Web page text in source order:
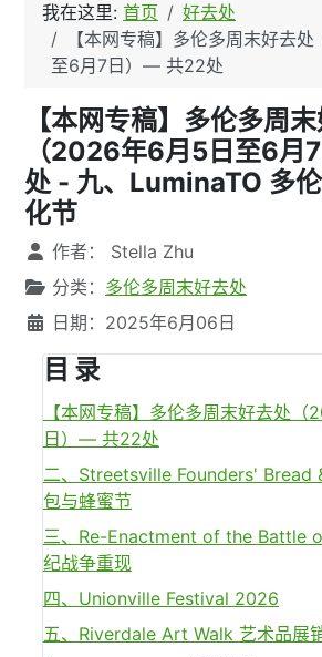
我在这里: 首页
好去处
【本网专稿】多伦多周末好去
至6月7日）— 共22处
【本网专稿】多伦多周
（2026年6月5日至6
处 - 九、LuminaTO 多
化节
文章信息
作者： Stella Zhu
分类： 多伦多周末好去处
日期：2025年6月06日
目 录
【本网专稿】多伦多周末好去处
日）— 共22处
二、Streetsville Founders' Bread
包与蜂蜜节
三、Re-Enactment of the Battle
纪战争重现
四、Unionville Festival 2026
五、Riverdale Art Walk 艺术品展